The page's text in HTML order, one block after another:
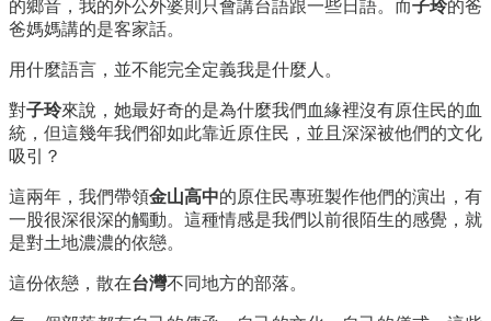
的鄉音，我的外公外婆則只會講台語跟一些日語。而子玲的爸
爸媽媽講的是客家話。
用什麼語言，並不能完全定義我是什麼人。
對子玲來說，她最好奇的是為什麼我們血緣裡沒有原住民的血
統，但這幾年我們卻如此靠近原住民，並且深深被他們的文化
吸引？
這兩年，我們帶領金山高中的原住民專班製作他們的演出，有
一股很深很深的觸動。這種情感是我們以前很陌生的感覺，就
是對土地濃濃的依戀。
這份依戀，散在台灣不同地方的部落。